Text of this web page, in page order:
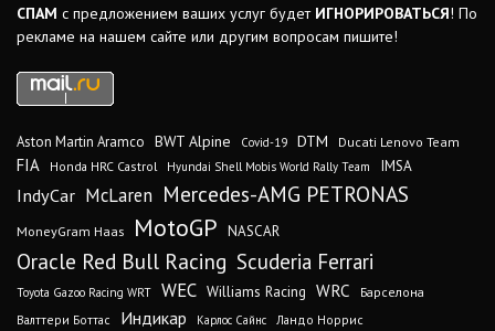
СПАМ с предложением ваших услуг будет ИГНОРИРОВАТЬСЯ! По
рекламе на нашем сайте или другим вопросам пишите!
Aston Martin Aramco BWT Alpine Covid-19 DTM Ducati Lenovo Team
FIA Honda HRC Castrol Hyundai Shell Mobis World Rally Team IMSA
IndyCar McLaren Mercedes-AMG PETRONAS
MoneyGram Haas MotoGP NASCAR
Oracle Red Bull Racing Scuderia Ferrari
Toyota Gazoo Racing WRT WEC Williams Racing WRC
Барселона
Валттери Боттас
Индикар Карлос Сайнс Ландо Норрис